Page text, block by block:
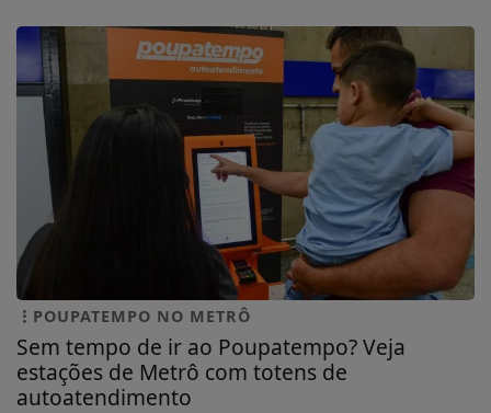
POUPATEMPO NO METRÔ
Sem tempo de ir ao Poupatempo? Veja
estações de Metrô com totens de
autoatendimento